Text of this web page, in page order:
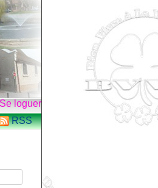
Se loguer
RSS